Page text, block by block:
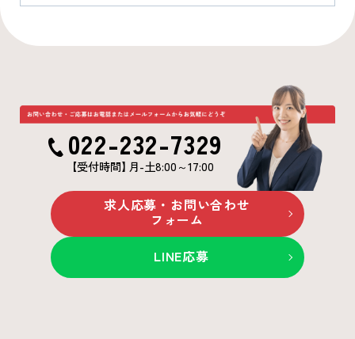
022-232-7329
【受付時間】 月-土8:00～17:00
求人応募・お問い合わせ
フォーム
LINE応募